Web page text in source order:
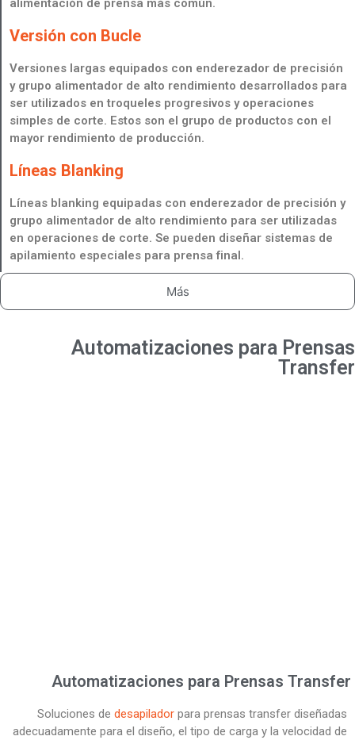
alimentación de prensa más común.
Versión con Bucle
Versiones largas equipados con enderezador de precisión
y grupo alimentador de alto rendimiento desarrollados para
ser utilizados en troqueles progresivos y operaciones
simples de corte. Estos son el grupo de productos con el
mayor rendimiento de producción.
Líneas Blanking
Líneas blanking equipadas con enderezador de precisión y
grupo alimentador de alto rendimiento para ser utilizadas
en operaciones de corte. Se pueden diseñar sistemas de
apilamiento especiales para prensa final.
Más
Automatizaciones para Prensas
Transfer
Desapilador para
Prensas Transfer
Sistemas Transfer para
Prensas
Robots Transfer Prensa
Automatizaciones para Prensas Transfer
Soluciones de desapilador para prensas transfer diseñadas
adecuadamente para el diseño, el tipo de carga y la velocidad de